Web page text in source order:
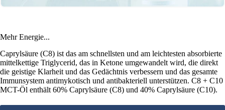
Mehr Energie...
Caprylsäure (C8) ist das am schnellsten und am leichtesten absorbierte
mittelkettige Triglycerid, das in Ketone umgewandelt wird, die direkt
die geistige Klarheit und das Gedächtnis verbessern und das gesamte
Immunsystem antimykotisch und antibakteriell unterstützen. C8 + C10
MCT-Öl enthält 60% Caprylsäure (C8) und 40% Caprylsäure (C10).